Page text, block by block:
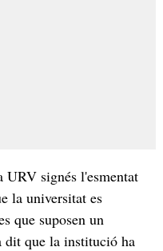
URV signés l'esmentat
la universitat es
que suposen un
que la institució ha